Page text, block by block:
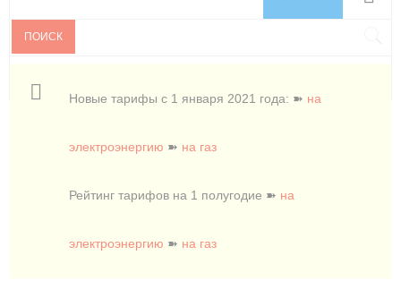
Новые тарифы с 1 января 2021 года: ➽ на
электроэнергию ➽ на газ
Рейтинг тарифов на 1 полугодие ➽ на
электроэнергию ➽ на газ
ПОИСК